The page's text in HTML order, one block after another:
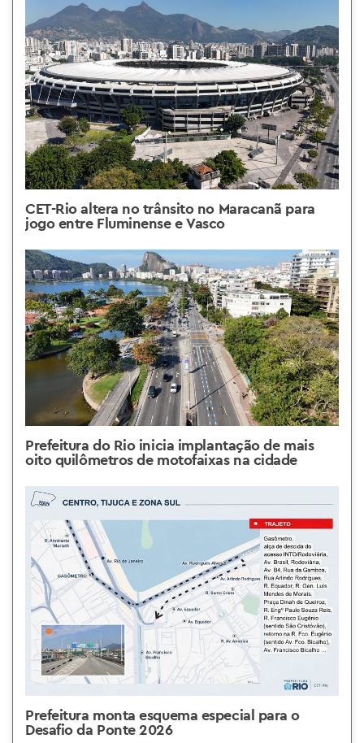
CET-Rio altera no trânsito no Maracanã para
jogo entre Fluminense e Vasco
Prefeitura do Rio inicia implantação de mais
oito quilômetros de motofaixas na cidade
Prefeitura monta esquema especial para o
Desafio da Ponte 2026